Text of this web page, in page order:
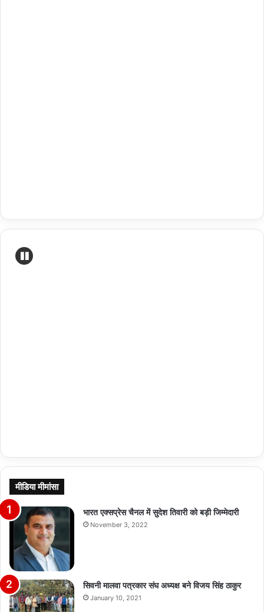
मीडिया मीमांसा
भारत एक्सप्रेस चैनल में सुदेश तिवारी को बड़ी जिम्मेदारी
November 3, 2022
सिवनी मालवा पत्रकार संघ अध्यक्ष बने विजय सिंह ठाकुर
January 10, 2021